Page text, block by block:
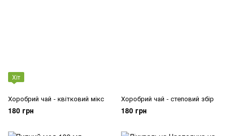
Хіт
Хоробрий чай - квітковий мікс
180 грн
Хоробрий чай - степовий збір
180 грн